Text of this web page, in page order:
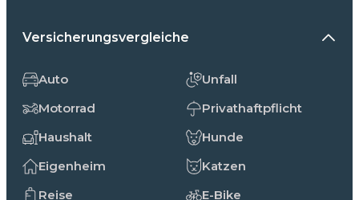
Versicherungsvergleiche
Auto
Motorrad
Haushalt
Eigenheim
Reise
Unfall
Privathaftpflicht
Hunde
Katzen
E-Bike